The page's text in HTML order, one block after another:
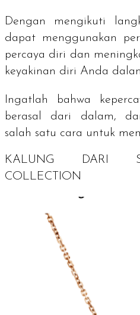
Dengan mengikuti
dapat menggunakan
percaya diri dan
keyakinan diri Anda
Ingatlah bahwa
berasal dari dalam,
salah satu cara untuk
KALUNG DARI
COLLECTION